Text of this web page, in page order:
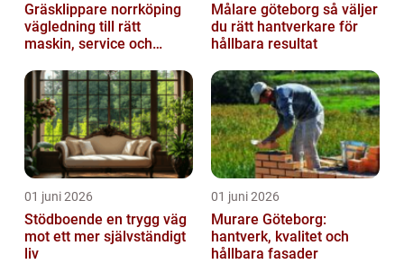
Gräsklippare norrköping
vägledning till rätt
maskin, service och
Målare göteborg så väljer
du rätt hantverkare för
hållbara resultat
01 juni 2026
Stödboende en trygg väg
mot ett mer självständigt
liv
01 juni 2026
Murare Göteborg:
hantverk, kvalitet och
hållbara fasader